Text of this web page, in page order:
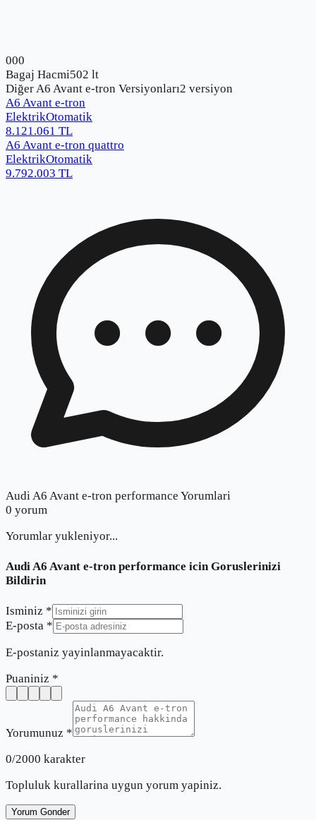
000
Bagaj Hacmi502 lt
DiğerA6 Avant e-tron Versiyonları2 versiyon
A6 Avant e-tron
ElektrikOtomatik
8.121.061 TL
A6 Avant e-tron quattro
ElektrikOtomatik
9.792.003 TL
Audi A6 Avant e-tron performance Yorumlari
0 yorum
Yorumlar yukleniyor...
Audi A6 Avant e-tron performance icin Goruslerinizi
Bildirin
Isminiz *
E-posta *
E-postaniz yayinlanmayacaktir.
Puaniniz *
Yorumunuz *
0/2000 karakter
Topluluk kurallarina uygun yorum yapiniz.
Yorum Gonder